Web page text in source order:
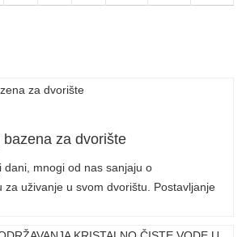
za dvorište
dani, mnogi od nas sanjaju o
za uživanje u svom dvorištu. Postavljanje